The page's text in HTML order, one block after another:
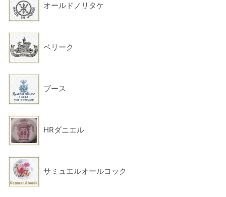
オールドノリタケ
ベリーク
ブース
HRダニエル
サミュエルオールコック